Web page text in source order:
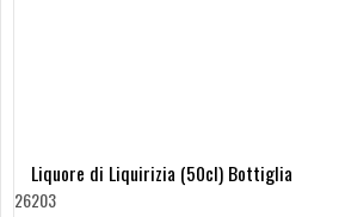
Liquore di Liquirizia (50cl) Bottiglia
26203